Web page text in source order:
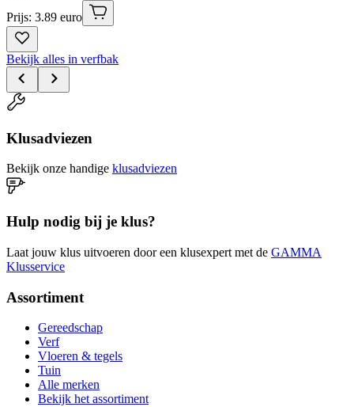
Prijs: 3.89 euro
Bekijk alles in verfbak
Klusadviezen
Bekijk onze handige klusadviezen
Hulp nodig bij je klus?
Laat jouw klus uitvoeren door een klusexpert met de GAMMA
Klusservice
Assortiment
Gereedschap
Verf
Vloeren & tegels
Tuin
Alle merken
Bekijk het assortiment